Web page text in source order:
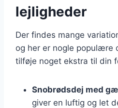
lejligheder
Der findes mange
og her er nogle populære
tilføje noget ekstra til din
Snobrødsdej med
giver en luftig og let